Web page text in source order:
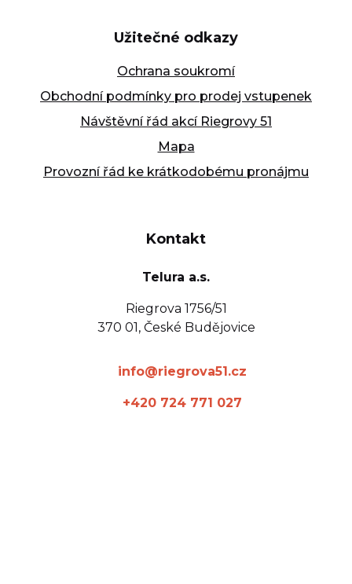
Užitečné odkazy
Ochrana soukromí
Obchodní podmínky pro prodej vstupenek
Návštěvní řád akcí Riegrovy 51
Mapa
Provozní řád ke krátkodobému pronájmu
Kontakt
Telura a.s.
Riegrova 1756/51
370 01, České Budějovice
info@riegrova51.cz
+420 724 771 027